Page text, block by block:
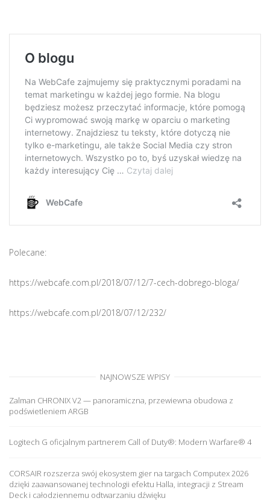
Polecane:
https://webcafe.com.pl/2018/07/12/7-cech-dobrego-bloga/
https://webcafe.com.pl/2018/07/12/232/
NAJNOWSZE WPISY
Zalman CHRONIX V2 — panoramiczna, przewiewna obudowa z
podświetleniem ARGB
Logitech G oficjalnym partnerem Call of Duty®: Modern Warfare® 4
CORSAIR rozszerza swój ekosystem gier na targach Computex 2026
dzięki zaawansowanej technologii efektu Halla, integracji z Stream
Deck i całodziennemu odtwarzaniu dźwięku